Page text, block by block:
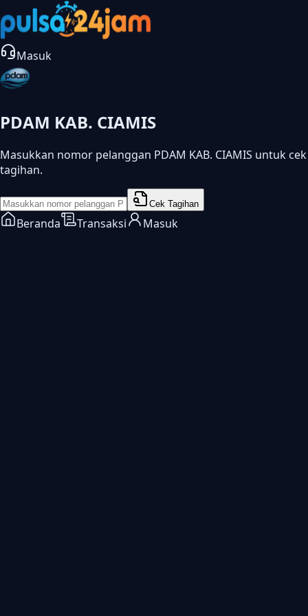
Masuk
PDAM KAB. CIAMIS
Masukkan nomor pelanggan PDAM KAB. CIAMIS untuk cek
tagihan.
Cek Tagihan
Beranda Transaksi Masuk